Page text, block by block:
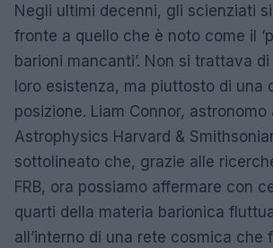
Negli ultimi decenni, gli scienziati
fronte a quello che è noto come il
barioni mancanti’. Non si trattava
loro esistenza, ma piuttosto di una
posizione. Liam Connor,
Astrophysics Harvard &
sottolineato che, grazie alle
FRB, ora possiamo affermare con
quarti della materia barionica
all’interno di una rete cosmica che